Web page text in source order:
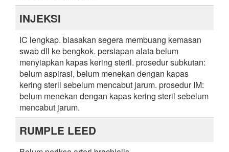
INJEKSI
IC lengkap. biasakan segera membuang kemasan
swab dll ke bengkok. persiapan alata belum
menyiapkan kapas kering steril. prosedur subkutan:
belum aspirasi, belum menekan dengan kapas
kering steril sebelum mencabut jarum. prosedur IM:
belum menekan dengan kapas kering steril sebelum
mencabut jarum.
RUMPLE LEED